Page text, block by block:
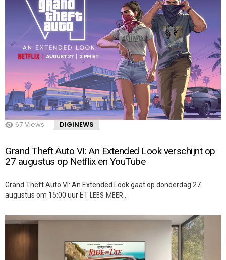
67 Views DIGINEWS
Grand Theft Auto VI: An Extended Look verschijnt op
27 augustus op Netflix en YouTube
Grand Theft Auto VI: An Extended Look gaat op donderdag 27
augustus om 15:00 uur ETLEES MEER…